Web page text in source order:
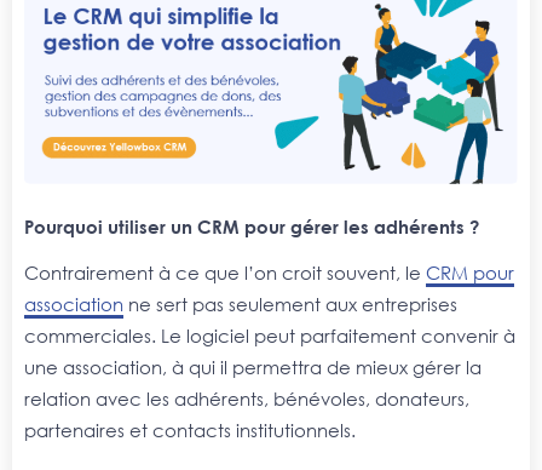
Pourquoi utiliser un CRM pour gérer les adhérents ?
Contrairement à ce que l’on croit souvent, le CRM pour
association ne sert pas seulement aux entreprises
commerciales. Le logiciel peut parfaitement convenir à
une association, à qui il permettra de mieux gérer la
relation avec les adhérents, bénévoles, donateurs,
partenaires et contacts institutionnels.